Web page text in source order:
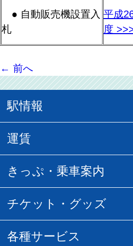
● 自動販売機設置入
札
平成
度
← 前へ
駅情報
駅情報
所要時間
空の散歩道
運賃
普通運賃
団体乗車
きっぷ・乗車案内
乗車券の種類
チケット・グッズ
駅窓口販売チケット
各種サービス